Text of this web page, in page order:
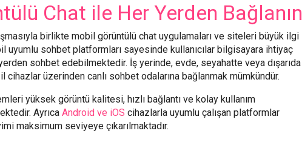
Chat ile Her Yerden Bağlanın
birlikte mobil görüntülü chat uygulamaları ve siteleri büyük ilgi
uyumlu sohbet platformları sayesinde kullanıcılar bilgisayara ihtiyaç
sohbet edebilmektedir. İş yerinde, evde, seyahatte veya dışarıda
üzerinden canlı sohbet odalarına bağlanmak mümkündür.
yüksek görüntü kalitesi, hızlı bağlantı ve kolay kullanım
Ayrıca Android ve iOS cihazlarla uyumlu çalışan platformlar
maksimum seviyeye çıkarılmaktadır.